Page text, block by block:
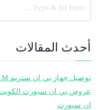
أحدث المقالات
توصيل جهاز بي ان ستريم BeIN STREAM مع اشتراك فوري
ان سبورت